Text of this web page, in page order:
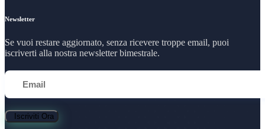
Newsletter
Se vuoi restare aggiornato, senza ricevere troppe email, puoi
iscriverti alla nostra newsletter bimestrale.
Iscriviti Ora